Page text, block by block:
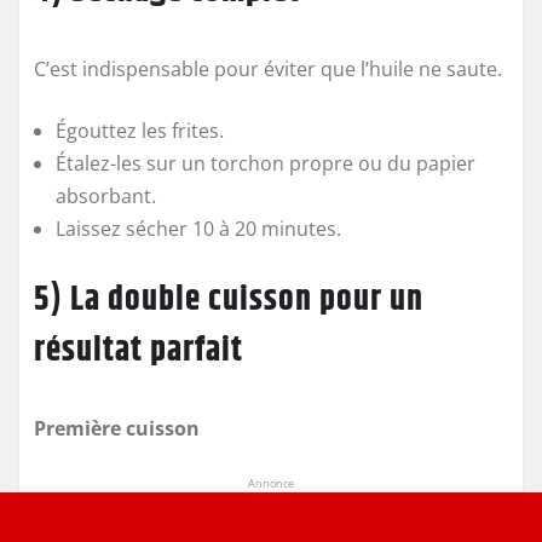
C’est indispensable pour éviter que l’huile ne saute.
Égouttez les frites.
Étalez-les sur un torchon propre ou du papier
absorbant.
Laissez sécher 10 à 20 minutes.
5) La double cuisson pour un
résultat parfait
Première cuisson
Annonce